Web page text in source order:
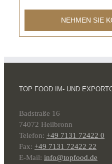
NEHMEN SIE
TOP FOOD IM- UND
Badstraße 16
74072 Heilbronn
Telefon: +49 7131 72422 0
Fax: +49 7131 72422 22
E-Mail: info@topfood.de